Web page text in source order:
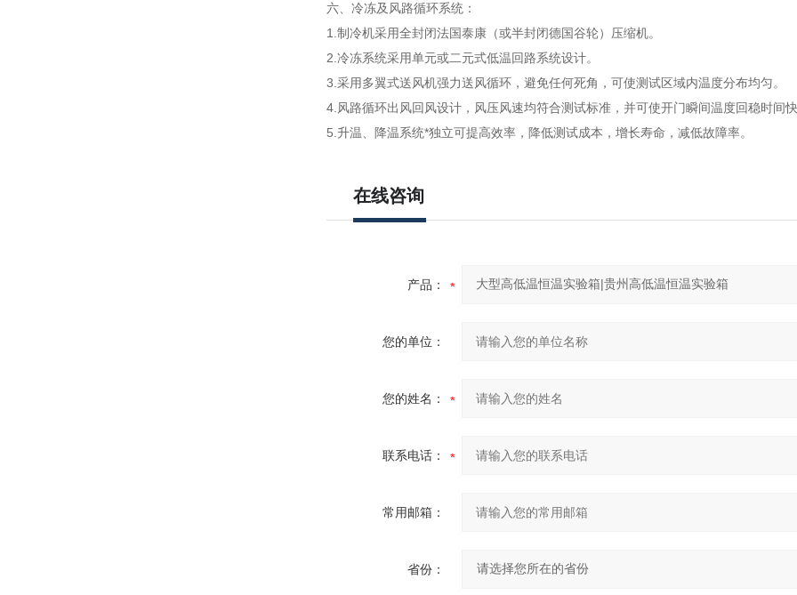
六、冷冻及风路循环系统：
1.制冷机采用全封闭法国泰康（或半封闭德国谷轮）压缩机。
2.冷冻系统采用单元或二元式低温回路系统设计。
3.采用多翼式送风机强力送风循环，避免任何死角，可使测试区域内温度分布均匀。
4.风路循环出风回风设计，风压风速均符合测试标准，并可使开门瞬间温度回稳时间
5.升温、降温系统*独立可提高效率，降低测试成本，增长寿命，减低故障率。
在线咨询
产品：
您的单位：
您的姓名：
联系电话：
常用邮箱：
省份：